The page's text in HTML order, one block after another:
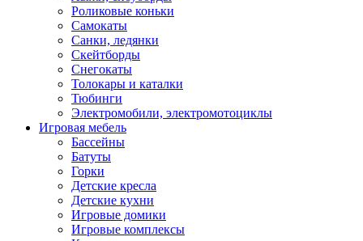
Роликовые коньки
Самокаты
Санки, ледянки
Скейтборды
Снегокаты
Толокары и каталки
Тюбинги
Электромобили, электромотоциклы
Игровая мебель
Бассейны
Батуты
Горки
Детские кресла
Детские кухни
Игровые домики
Игровые комплексы